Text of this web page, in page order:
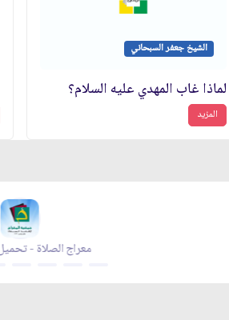
الشيخ جعفر السبحاني
لماذا غاب المهدي عليه السلام؟
المزيد
رمضان - تحميل عبر الموقع